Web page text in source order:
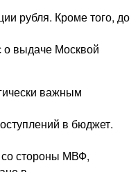
рубля. Кроме того, до
о выдаче Москвой
важным
в бюджет.
со стороны МВФ,